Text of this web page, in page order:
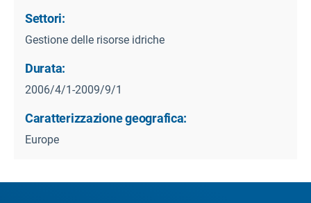
Settori:
Gestione delle risorse idriche
Durata:
2006/4/1-2009/9/1
Caratterizzazione geografica:
Europe